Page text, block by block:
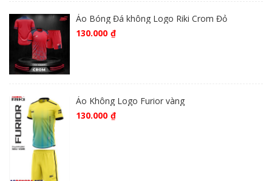
Áo Bóng Đá không Logo Riki Crom Đỏ
130.000 ₫
Áo Không Logo Furior vàng
130.000 ₫